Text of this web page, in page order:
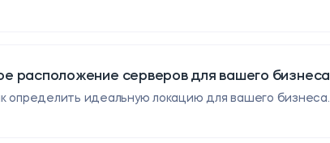
расположение серверов для вашего бизнеса
определить идеальную локацию для вашего бизнеса.